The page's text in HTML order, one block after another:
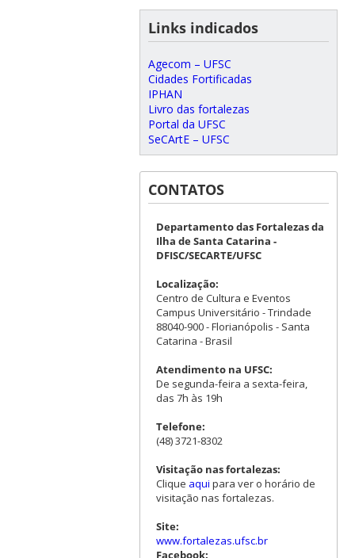
Links indicados
Agecom – UFSC
Cidades Fortificadas
IPHAN
Livro das fortalezas
Portal da UFSC
SeCArtE – UFSC
CONTATOS
Departamento das Fortalezas da
Ilha de Santa Catarina -
DFISC/SECARTE/UFSC
Localização:
Centro de Cultura e Eventos
Campus Universitário - Trindade
88040-900 - Florianópolis - Santa
Catarina - Brasil
Atendimento na UFSC:
De segunda-feira a sexta-feira,
das 7h às 19h
Telefone:
(48) 3721-8302
Visitação nas fortalezas:
Clique aqui para ver o horário de
visitação nas fortalezas.
Site:
www.fortalezas.ufsc.br
Facebook: